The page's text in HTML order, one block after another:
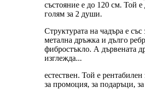
състояние е до 120 см. Той е
голям за 2 души.
Структурата на чадъра е със
метална дръжка и дълго
фибростъкло. А дървената
изглежда...
естествен. Той е рентабилен
за промоция, за подаръци,